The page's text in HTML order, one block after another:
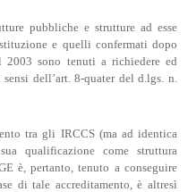
pubbliche e strutture ad esse
e quelli confermati dopo
sono tenuti a richiedere ed
dell’art. 8-quater del d.lgs. n.
tra gli IRCCS (ma ad identica
qualificazione come struttura
è, pertanto, tenuto a conseguire
di tale accreditamento, è altresì